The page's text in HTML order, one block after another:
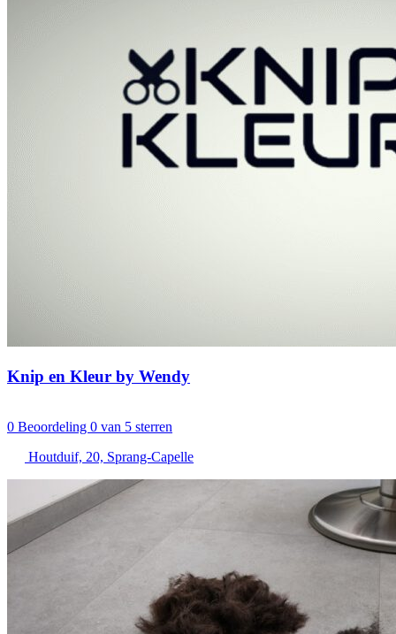
Knip en Kleur by Wendy
0 Beoordeling 0 van 5 sterren
Houtduif, 20, Sprang-Capelle